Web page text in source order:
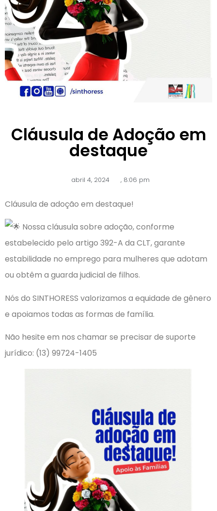
Cláusula de Adoção em
destaque
abril 4, 2024 , 8:06 pm
Cláusula de adoção em destaque!
Nossa cláusula sobre adoção, conforme
estabelecido pelo artigo 392-A da CLT, garante
estabilidade no emprego para mulheres que adotam
ou obtêm a guarda judicial de filhos.
Nós do SINTHORESS valorizamos a equidade de gênero
e apoiamos todas as formas de família.
Não hesite em nos chamar se precisar de suporte
jurídico: (13) 99724-1405